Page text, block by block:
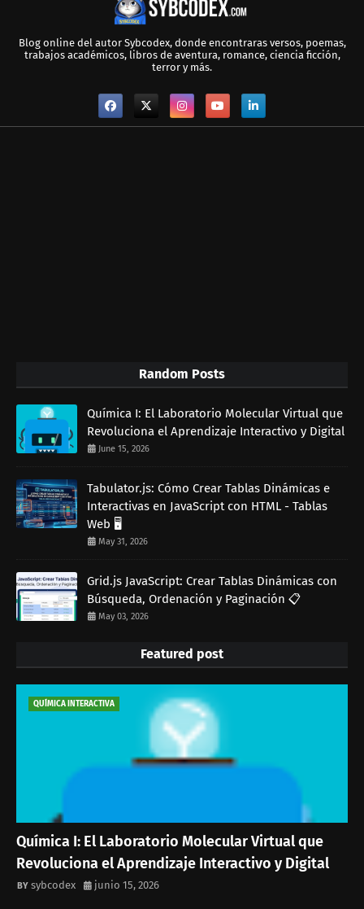
Blog online del autor Sybcodex, donde encontraras versos, poemas,
trabajos académicos, libros de aventura, romance, ciencia ficción,
terror y más.
Random Posts
Química I: El Laboratorio Molecular Virtual que
Revoluciona el Aprendizaje Interactivo y Digital
June 15, 2026
Tabulator.js: Cómo Crear Tablas Dinámicas e
Interactivas en JavaScript con HTML - Tablas
Web 🖥️
May 31, 2026
Grid.js JavaScript: Crear Tablas Dinámicas con
Búsqueda, Ordenación y Paginación 📋
May 03, 2026
Featured post
QUÍMICA INTERACTIVA
Química I: El Laboratorio Molecular Virtual que
Revoluciona el Aprendizaje Interactivo y Digital
sybcodex junio 15, 2026